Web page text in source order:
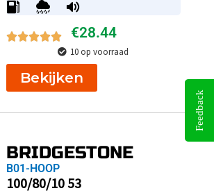
€28.44
10 op voorraad
Bekijken
BRIDGESTONE
B01-HOOP
100/80/10 53
Feedback